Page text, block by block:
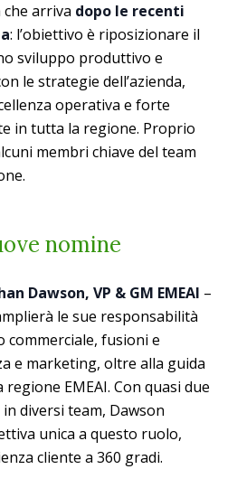
arriva dopo le recenti
: l’obiettivo è riposizionare il
sviluppo produttivo e
le strategie dell’azienda,
operativa e forte
in tutta la regione. Proprio
membri chiave del team
nomine
Dawson, VP & GM EMEAI –
le sue responsabilità
commerciale, fusioni e
e marketing, oltre alla guida
EMEAI. Con quasi due
diversi team, Dawson
unica a questo ruolo,
cliente a 360 gradi.